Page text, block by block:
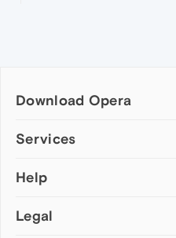
Download Opera
Computer browsers
Opera for Mac
Opera beta version
Services
Add-ons
Wallpapers
Help
Help & support
Legal